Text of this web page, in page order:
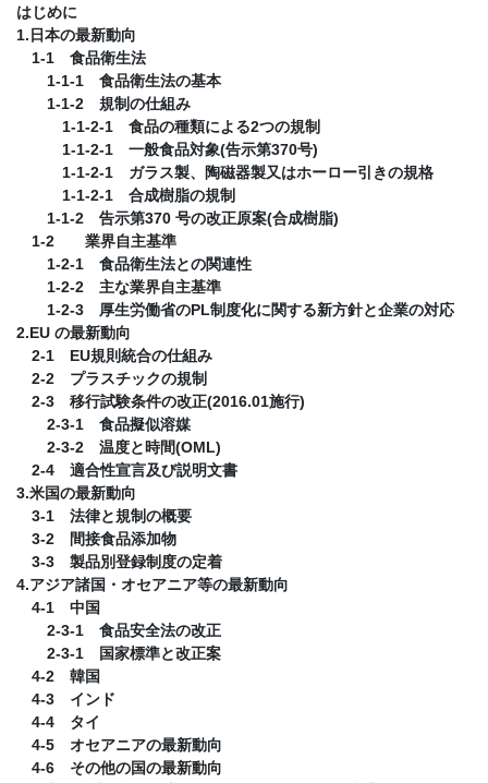
はじめに
1.日本の最新動向
1-1 食品衛生法
1-1-1 食品衛生法の基本
1-1-2 規制の仕組み
1-1-2-1 食品の種類による2つの規制
1-1-2-1 一般食品対象(告示第370号)
1-1-2-1 ガラス製、陶磁器製又はホーロー引きの規格
1-1-2-1 合成樹脂の規制
1-1-2 告示第370 号の改正原案(合成樹脂)
1-2 業界自主基準
1-2-1 食品衛生法との関連性
1-2-2 主な業界自主基準
1-2-3 厚生労働省のPL制度化に関する新方針と企業の対応
2.EU の最新動向
2-1 EU規則統合の仕組み
2-2 プラスチックの規制
2-3 移行試験条件の改正(2016.01施行)
2-3-1 食品擬似溶媒
2-3-2 温度と時間(OML)
2-4 適合性宣言及び説明文書
3.米国の最新動向
3-1 法律と規制の概要
3-2 間接食品添加物
3-3 製品別登録制度の定着
4.アジア諸国・オセアニア等の最新動向
4-1 中国
2-3-1 食品安全法の改正
2-3-1 国家標準と改正案
4-2 韓国
4-3 インド
4-4 タイ
4-5 オセアニアの最新動向
4-6 その他の国の最新動向